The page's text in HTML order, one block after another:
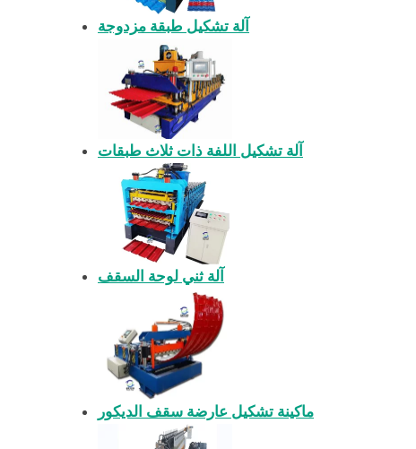
آلة تشكيل طبقة مزدوجة
آلة تشكيل اللفة ذات ثلاث طبقات
آلة ثني لوحة السقف
ماكينة تشكيل عارضة سقف الديكور